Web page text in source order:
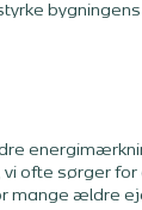
ofte sørger
mange ældre